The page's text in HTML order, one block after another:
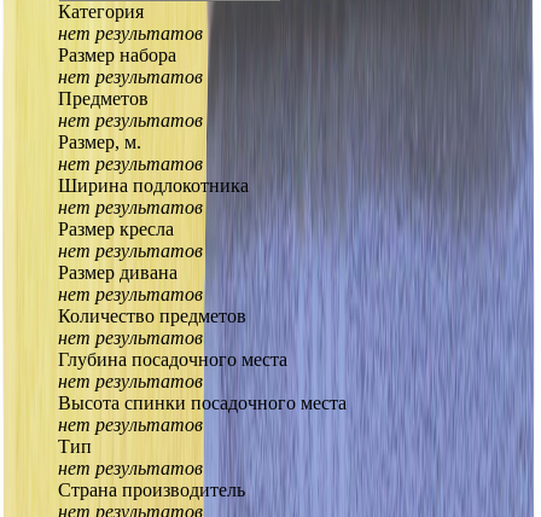
Категория
нет результатов
Размер набора
нет результатов
Предметов
нет результатов
Размер, м.
нет результатов
Ширина подлокотника
нет результатов
Размер кресла
нет результатов
Размер дивана
нет результатов
Количество предметов
нет результатов
Глубина посадочного места
нет результатов
Высота спинки посадочного места
нет результатов
Тип
нет результатов
Страна производитель
нет результатов